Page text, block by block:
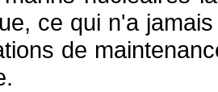
ce qui n'a
de